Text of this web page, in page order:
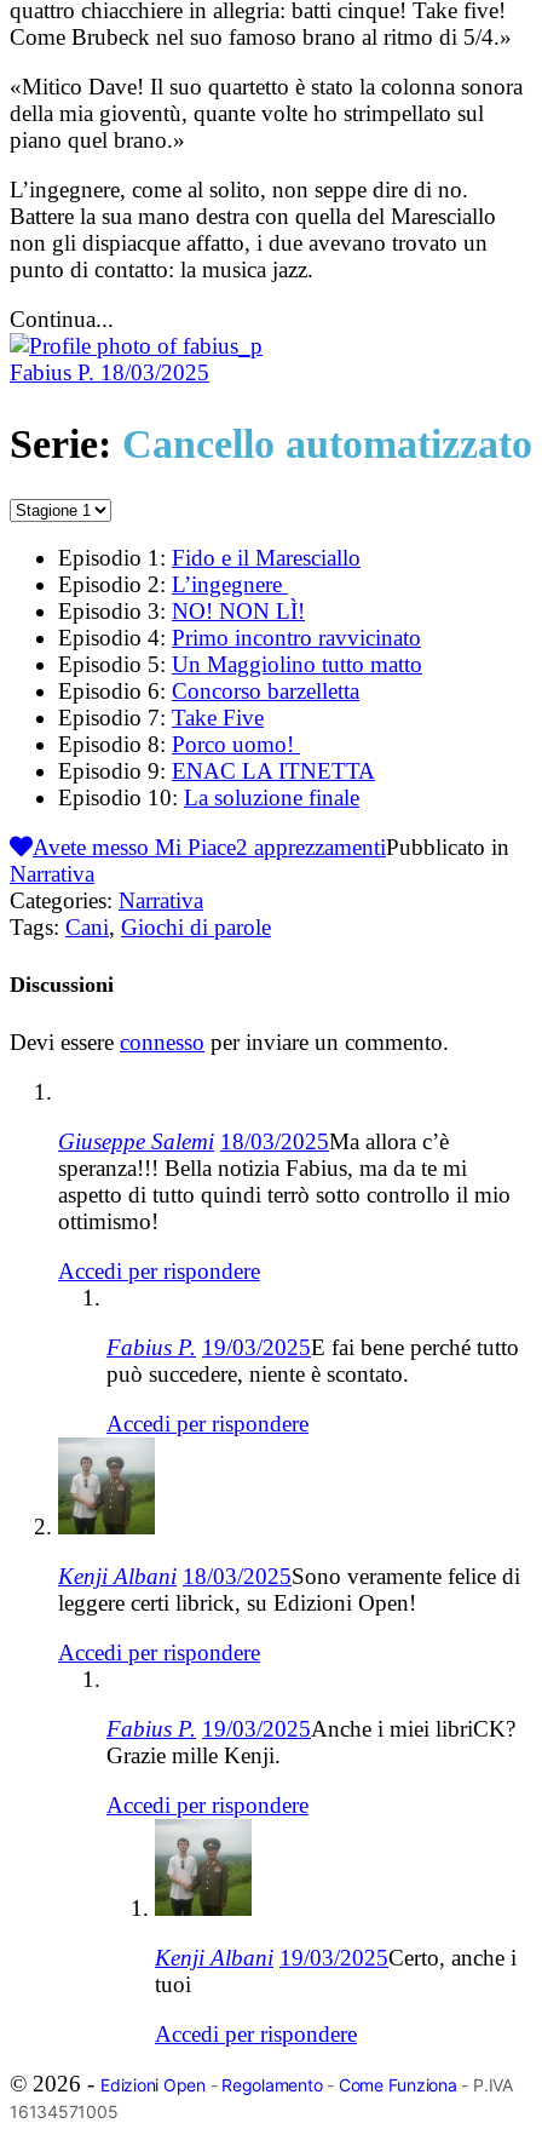
quattro chiacchiere in allegria: batti cinque! Take five!
Come Brubeck nel suo famoso brano al ritmo di 5/4.»
«Mitico Dave! Il suo quartetto è stato la colonna sonora
della mia gioventù, quante volte ho strimpellato sul
piano quel brano.»
L’ingegnere, come al solito, non seppe dire di no.
Battere la sua mano destra con quella del Maresciallo
non gli dispiacque affatto, i due avevano trovato un
punto di contatto: la musica jazz.
Continua...
Fabius P. 18/03/2025
Serie: Cancello automatizzato
Episodio 1: Fido e il Maresciallo
Episodio 2: L’ingegnere
Episodio 3: NO! NON LÌ!
Episodio 4: Primo incontro ravvicinato
Episodio 5: Un Maggiolino tutto matto
Episodio 6: Concorso barzelletta
Episodio 7: Take Five
Episodio 8: Porco uomo!
Episodio 9: ENAC LA ITNETTA
Episodio 10: La soluzione finale
Avete messo Mi Piace2 apprezzamentiPubblicato in
Narrativa
Categories: Narrativa
Tags: Cani, Giochi di parole
Discussioni
Devi essere connesso per inviare un commento.
Giuseppe Salemi 18/03/2025Ma allora c’è
speranza!!! Bella notizia Fabius, ma da te mi
aspetto di tutto quindi terrò sotto controllo il mio
ottimismo!
Accedi per rispondere
Fabius P. 19/03/2025E fai bene perché tutto
può succedere, niente è scontato.
Accedi per rispondere
Kenji Albani 18/03/2025Sono veramente felice di
leggere certi librick, su Edizioni Open!
Accedi per rispondere
Fabius P. 19/03/2025Anche i miei libriCK?
Grazie mille Kenji.
Accedi per rispondere
Kenji Albani 19/03/2025Certo, anche i
tuoi
Accedi per rispondere
© 2026 - Edizioni Open- Regolamento- Come Funziona - P.IVA
16134571005